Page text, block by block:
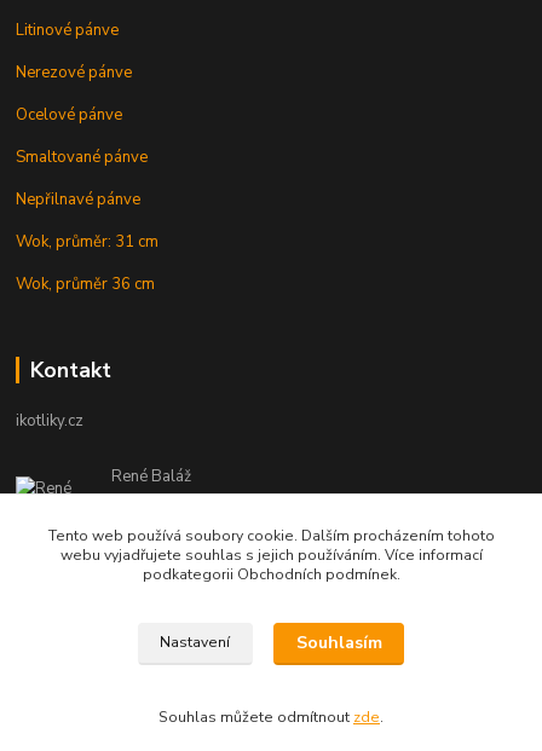
Litinové pánve
Nerezové pánve
Ocelové pánve
Smaltované pánve
Nepřilnavé pánve
Wok, průměr: 31 cm
Wok, průměr 36 cm
Kontakt
ikotliky.cz
René Baláž
Eshop: +421 902 212 007
od 8:00 - do 16:00 hod
info@ikotliky.cz
Copyright © 2014-2020 IKOTLIKY.CZ, všetky práva vyhradené..
Tento web používá soubory cookie. Dalším procházením tohoto
webu vyjadřujete souhlas s jejich používáním. Více informací
podkategorii Obchodních podmínek.
Nastavení Souhlasím
Souhlas můžete odmítnout zde.